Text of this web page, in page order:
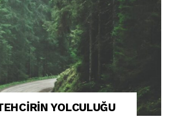
YOLCULUĞU